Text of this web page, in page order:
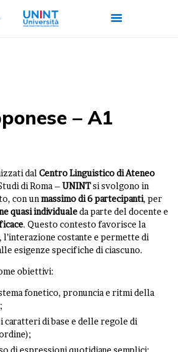
CON NOI
– A1
dal Centro Linguistico di Ateneo
di Roma – UNINTsi svolgono in
con unmassimo di 6partecipanti, per
quasi individualeda parte del docente e
. Questo contesto favorisce la
costante e permette di
esigenze specifiche di ciascuno.
obiettivi:
fonetico, pronuncia e ritmi della
caratteri di base e delle regole di
di espressioni quotidiane semplici;